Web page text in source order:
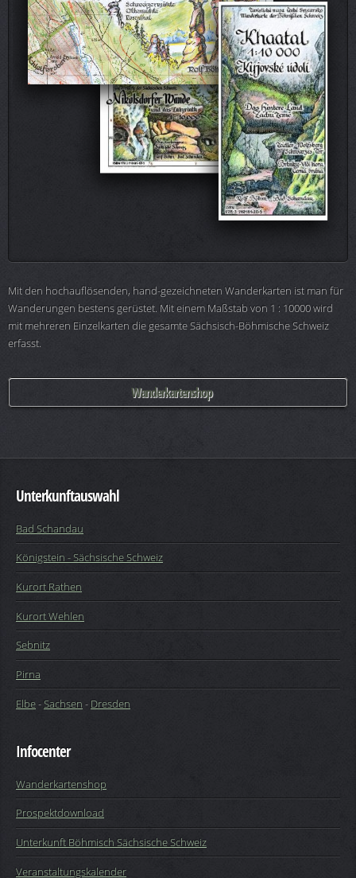
Mit den hochauflösenden, hand-gezeichneten Wanderkarten ist man für
Wanderungen bestens gerüstet. Mit einem Maßstab von 1 : 10000 wird
mit mehreren Einzelkarten die gesamte Sächsisch-Böhmische Schweiz
erfasst.
Wanderkartenshop
Unterkunftauswahl
Bad Schandau
Königstein - Sächsische Schweiz
Kurort Rathen
Kurort Wehlen
Sebnitz
Pirna
Elbe-Sachsen - Dresden
Infocenter
Wanderkartenshop
Prospektdownload
Unterkunft Böhmisch Sächsische Schweiz
Veranstaltungskalender